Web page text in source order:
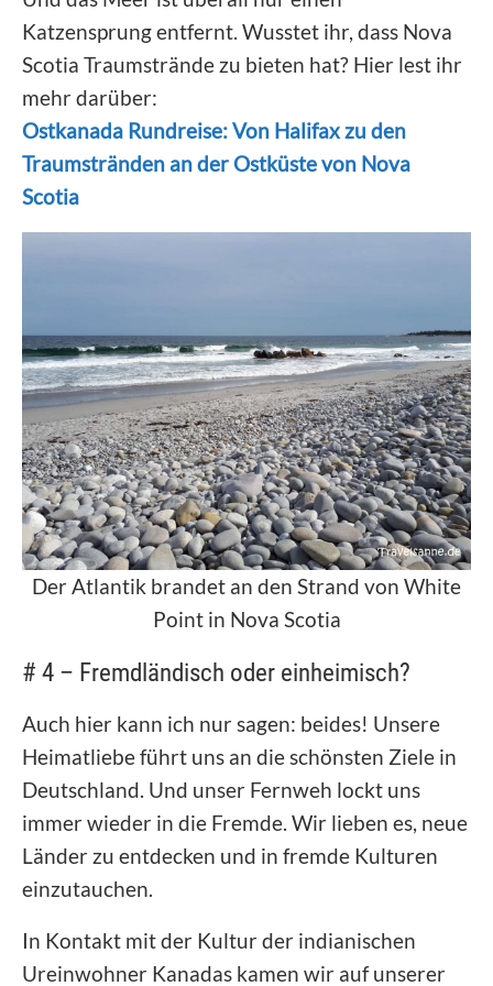
Katzensprung entfernt. Wusstet ihr, dass Nova
Scotia Traumstrände zu bieten hat? Hier lest ihr
mehr darüber:
Ostkanada Rundreise: Von Halifax zu den
Traumstränden an der Ostküste von Nova
Scotia
Der Atlantik brandet an den Strand von White
Point in Nova Scotia
# 4 – Fremdländisch oder einheimisch?
Auch hier kann ich nur sagen: beides! Unsere
Heimatliebe führt uns an die schönsten Ziele in
Deutschland. Und unser Fernweh lockt uns
immer wieder in die Fremde. Wir lieben es, neue
Länder zu entdecken und in fremde Kulturen
einzutauchen.
In Kontakt mit der Kultur der indianischen
Ureinwohner Kanadas kamen wir auf unserer